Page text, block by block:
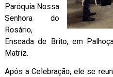
Paróquia Nossa
Senhora do
Rosário,
Enseada de Brito, em
Matriz.
Após a Celebração, ele se